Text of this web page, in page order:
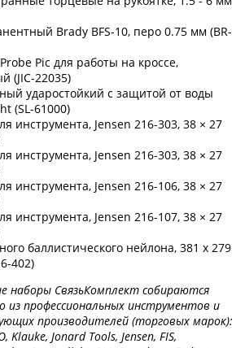
Brady BFS-10, перо 0.75 мм (BR-
Pic для работы на кроссе,
(JIC-22035)
ударостойкий с защитой от воды
(SL-61000)
инструмента, Jensen 216-303, 38 × 27
инструмента, Jensen 216-303, 38 × 27
инструмента, Jensen 216-106, 38 × 27
инструмента, Jensen 216-107, 38 × 27
баллистического нейлона, 381 х 279
402)
наборы СвязьКомплект собираются
из профессиональных инструментов и
производителей (торговых марок):
Klauke, Jonard Tools, Jensen, FIS,